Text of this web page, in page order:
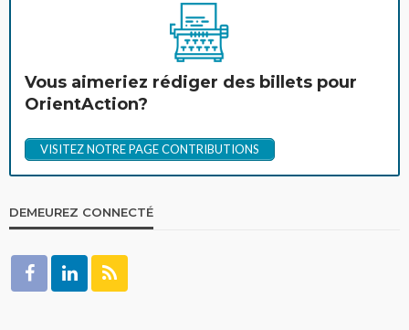
Vous aimeriez rédiger des billets pour
OrientAction?
VISITEZ NOTRE PAGE CONTRIBUTIONS
DEMEUREZ CONNECTÉ